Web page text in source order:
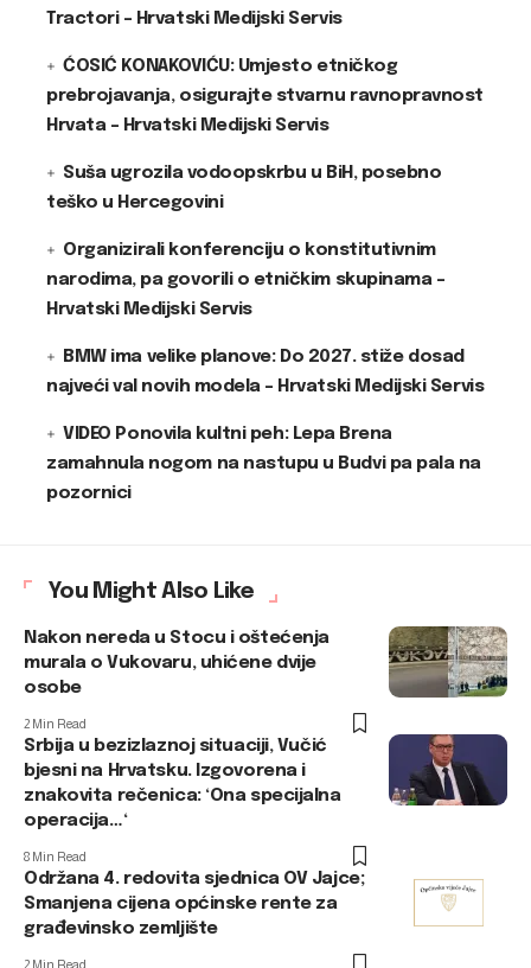
Tractori – Hrvatski Medijski Servis
ĆOSIĆ KONAKOVIĆU: Umjesto etničkog
prebrojavanja, osigurajte stvarnu ravnopravnost
Hrvata – Hrvatski Medijski Servis
Suša ugrozila vodoopskrbu u BiH, posebno
teško u Hercegovini
Organizirali konferenciju o konstitutivnim
narodima, pa govorili o etničkim skupinama –
Hrvatski Medijski Servis
BMW ima velike planove: Do 2027. stiže dosad
najveći val novih modela – Hrvatski Medijski Servis
VIDEO Ponovila kultni peh: Lepa Brena
zamahnula nogom na nastupu u Budvi pa pala na
pozornici
You Might Also Like
Nakon nereda u Stocu i oštećenja
murala o Vukovaru, uhićene dvije
osobe
2 Min Read
Srbija u bezizlaznoj situaciji, Vučić
bjesni na Hrvatsku. Izgovorena i
znakovita rečenica: ‘Ona specijalna
operacija…‘
8 Min Read
Održana 4. redovita sjednica OV Jajce;
Smanjena cijena općinske rente za
građevinsko zemljište
2 Min Read